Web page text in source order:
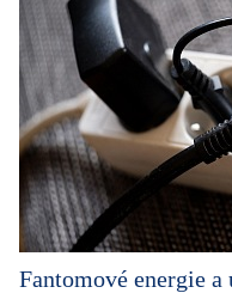
Fantomové energie